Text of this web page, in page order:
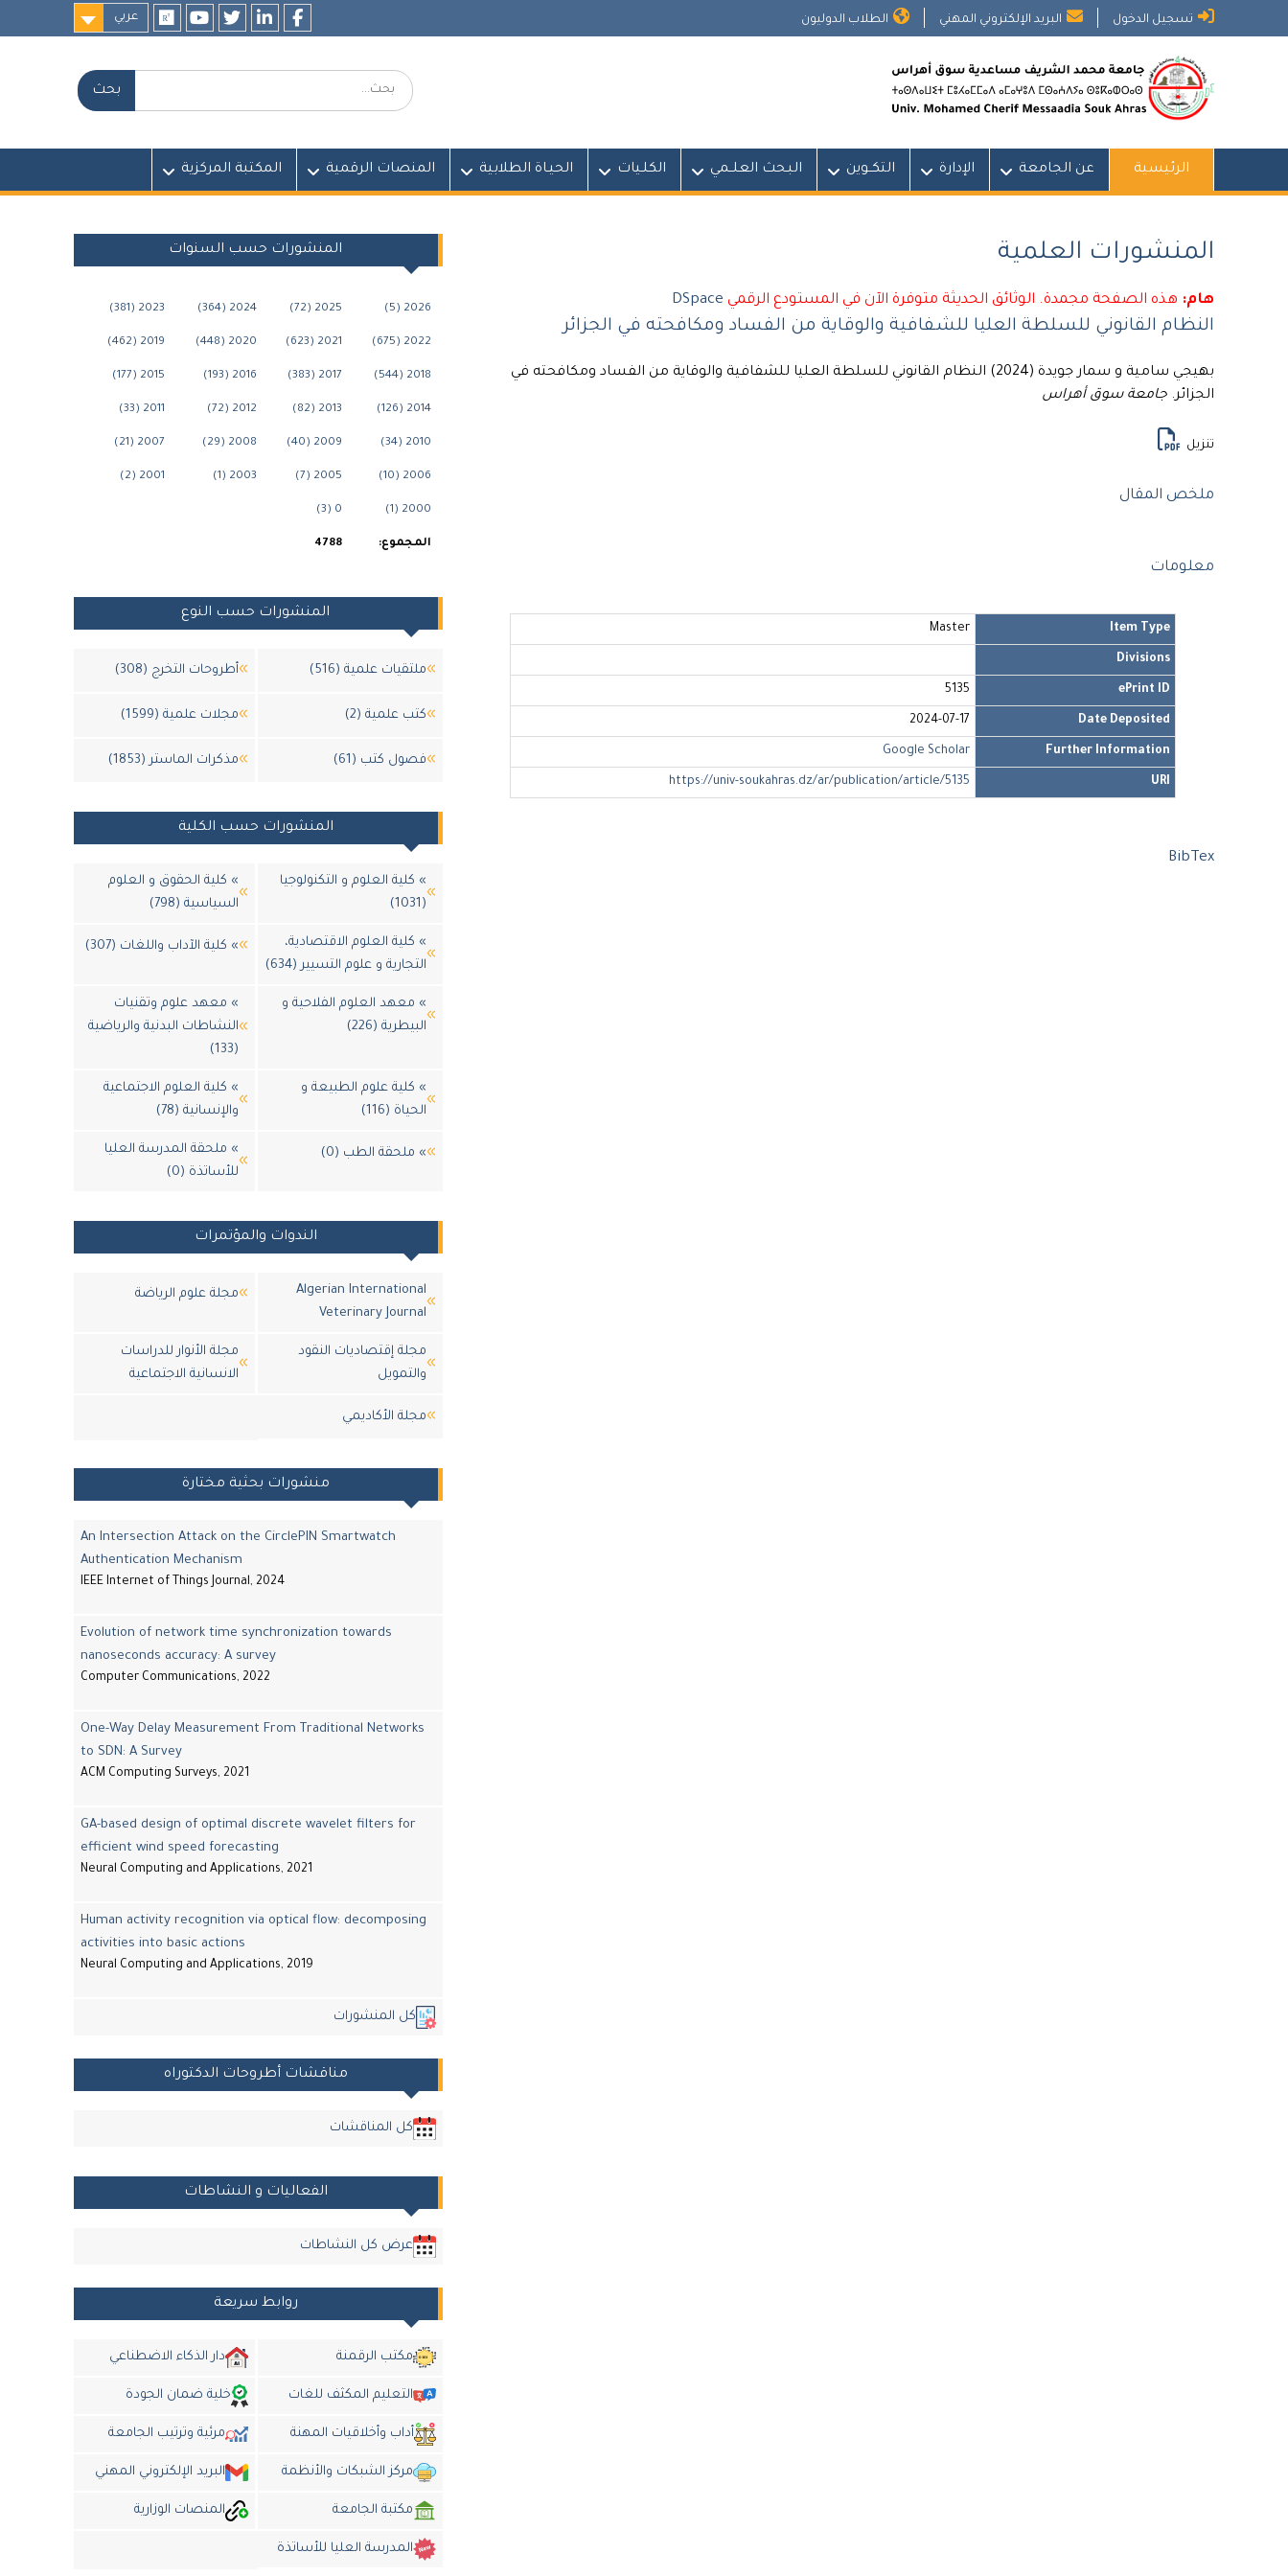
تسجيل الدخول البريد الإلكتروني المهني الطلاب الدوليون
عربي
بحث:
الرئيسية عن الجامعة الإدارة التكــوين البـحث العلــمي الكلـيات الحيـاة الطلابية المنصات الرقمية المكتبة المركزية
المنشورات العلمية
هام: هذه الصفحة مجمدة. الوثائق الحديثة متوفرة الآن في المستودع الرقمي DSpace
النظام القانوني للسلطة العليا للشفافية والوقاية من الفساد ومكافحته في الجزائر
بهيجي سامية و سمار جويدة (2024) النظام القانوني للسلطة العليا للشفافية والوقاية من الفساد ومكافحته في
الجزائر. جامعة سوق أهراس
تنزيل
ملخص المقال
معلومات
Item Type
Master
Divisions
ePrint ID
5135
Date Deposited
2024-07-17
Further Information
Google Scholar
URI
https://univ-soukahras.dz/ar/publication/article/5135
BibTex
المنشورات حسب السنوات
2026 (5)
2025 (72)
2024 (364)
2023 (381)
2022 (675)
2021 (623)
2020 (448)
2019 (462)
2018 (544)
2017 (383)
2016 (193)
2015 (177)
2014 (126)
2013 (82)
2012 (72)
2011 (33)
2010 (34)
2009 (40)
2008 (29)
2007 (21)
2006 (10)
2005 (7)
2003 (1)
2001 (2)
2000 (1)
0 (3)
المجموع: 4788
المنشورات حسب النوع
ملتقيات علمية (516) أطروحات التخرج (308)
كتب علمية (2) مجلات علمية (1599)
فصول كتب (61) مذكرات الماستر (1853)
المنشورات حسب الكلية
» كلية العلوم و التكنولوجيا
(1031)
» كلية الحقوق و العلوم
السياسية (798)
» كلية العلوم الاقتصادية،
التجارية و علوم التسيير (634)
» كلية الآداب واللغات (307)
» معهد العلوم الفلاحية و
البيطرية (226)
» معهد علوم وتقنيات
النشاطات البدنية والرياضية
(133)
» كلية علوم الطبيعة و
الحياة (116)
» كلية العلوم الاجتماعية
والإنسانية (78)
» ملحقة الطب (0)
» ملحقة المدرسة العليا
للأساتذة (0)
الندوات والمؤتمرات
Algerian International
Veterinary Journal
مجلة علوم الرياضة
مجلة إقتصاديات النقود
والتمويل
مجلة الأنوار للدراسات
الانسانية الاجتماعية
مجلة اﻷكاديمي
منشورات بحثية مختارة
An Intersection Attack on the CirclePIN Smartwatch
Authentication Mechanism
IEEE Internet of Things Journal, 2024
Evolution of network time synchronization towards
nanoseconds accuracy: A survey
Computer Communications, 2022
One-Way Delay Measurement From Traditional Networks
to SDN: A Survey
ACM Computing Surveys, 2021
GA-based design of optimal discrete wavelet filters for
efficient wind speed forecasting
Neural Computing and Applications, 2021
Human activity recognition via optical flow: decomposing
activities into basic actions
Neural Computing and Applications, 2019
كل المنشورات
مناقشات أطروحات الدكتوراه
كل المناقشات
الفعاليات و النشاطات
عرض كل النشاطات
روابط سريعة
مكتب الرقمنة دار الذكاء الاضطناعي
التعليم المكثف للغات خلية ضمان الجودة
أداب وأخلاقيات المهنة مرئية وترتيب الجامعة
مركز الشبكات والأنظمة البريد الإلكتروني المهني
مكتبة الجامعة المنصات الوزارية
المدرسة العليا للأساتذة